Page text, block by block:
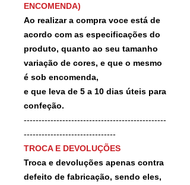
ENCOMENDA)
Ao realizar a compra voce está de
acordo com as especificações do
produto, quanto ao seu tamanho
variação de cores, e que o mesmo
é sob encomenda,
e que leva de 5 a 10 dias úteis para
confeção.
------------------------------------------------
-------------------------------
TROCA E DEVOLUÇÕES
Troca e devoluções apenas contra
defeito de fabricação, sendo eles,